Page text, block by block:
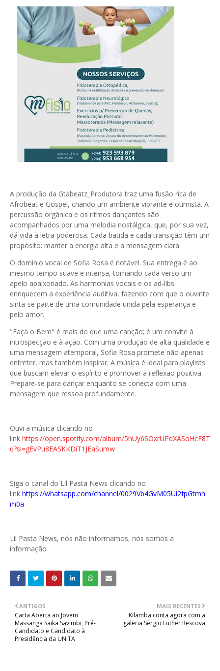
A produção da Gtabeatz_Produtora traz uma fusão rica de
Afrobeat e Gospel, criando um ambiente vibrante e otimista. A
percussão orgânica e os ritmos dançantes são
acompanhados por uma melodia nostálgica, que, por sua vez,
dá vida à letra poderosa. Cada batida e cada transição têm um
propósito: manter a energia alta e a mensagem clara.
O domínio vocal de Sofia Rosa é notável. Sua entrega é ao
mesmo tempo suave e intensa, tornando cada verso um
apelo apaixonado. As harmonias vocais e os ad-libs
enriquecem a experiência auditiva, fazendo com que o ouvinte
sinta-se parte de uma comunidade unida pela esperança e
pelo amor.
"Faça o Bem" é mais do que uma canção; é um convite à
introspecção e à ação. Com uma produção de alta qualidade e
uma mensagem atemporal, Sofia Rosa promete não apenas
entreter, mas também inspirar. A música é ideal para playlists
que buscam elevar o espírito e promover a reflexão positiva.
Prepare-se para dançar enquanto se conecta com uma
mensagem que ressoa profundamente.
Ouvi a música clicando no
link https://open.spotify.com/album/5hUy6SOxrUPdXASoHcF8T
q?si=gEvPu8EASKKDiT1JEaSumw
Siga o canal do Lil Pasta News clicando no
link https://whatsapp.com/channel/0029Vb4GvM05Ui2fpGtmh
m0a
Lil Pasta News, nós não informamos, nós somos a
informação
MAIS RECENTES
Kilamba conta agora com a
galeria Sérgio Luther Rescova
ANTIGOS
Carta Aberta ao Jovem
Massanga Saika Savimbi, Pré-
Candidato e Candidato à
Presidência da UNITA